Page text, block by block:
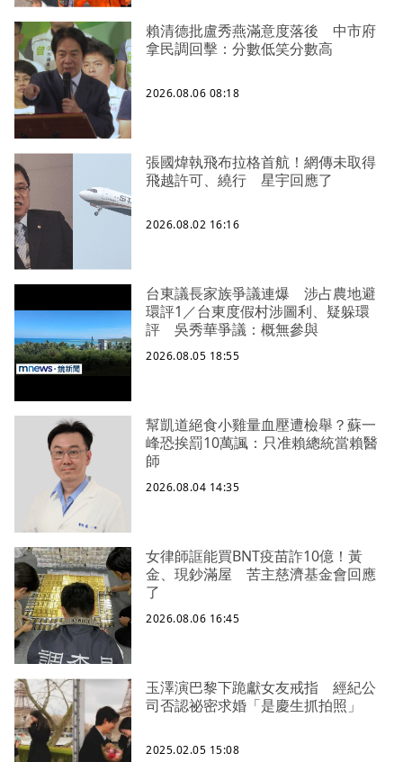
賴清德批盧秀燕滿意度落後 中市府
拿民調回擊：分數低笑分數高
2026.08.06 08:18
張國煒執飛布拉格首航！網傳未取得
飛越許可、繞行 星宇回應了
2026.08.02 16:16
台東議長家族爭議連爆 涉占農地避
環評1／台東度假村涉圖利、疑躲環
評 吳秀華爭議：概無參與
2026.08.05 18:55
幫凱道絕食小雞量血壓遭檢舉？蘇一
峰恐挨罰10萬諷：只准賴總統當賴醫
師
2026.08.04 14:35
女律師誆能買BNT疫苗詐10億！黃
金、現鈔滿屋 苦主慈濟基金會回應
了
2026.08.06 16:45
玉澤演巴黎下跪獻女友戒指 經紀公
司否認祕密求婚「是慶生抓拍照」
2025.02.05 15:08